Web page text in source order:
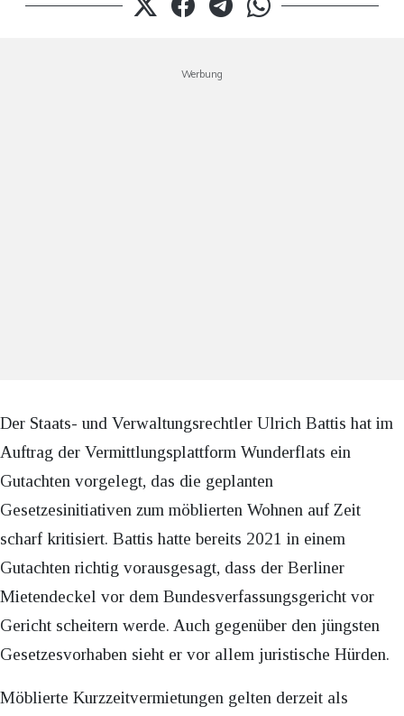
Werbung
Der Staats- und Verwaltungsrechtler Ulrich Battis hat im
Auftrag der Vermittlungsplattform Wunderflats ein
Gutachten vorgelegt, das die geplanten
Gesetzesinitiativen zum möblierten Wohnen auf Zeit
scharf kritisiert. Battis hatte bereits 2021 in einem
Gutachten richtig vorausgesagt, dass der Berliner
Mietendeckel vor dem Bundesverfassungsgericht vor
Gericht scheitern werde. Auch gegenüber den jüngsten
Gesetzesvorhaben sieht er vor allem juristische Hürden.
Möblierte Kurzzeitvermietungen gelten derzeit als